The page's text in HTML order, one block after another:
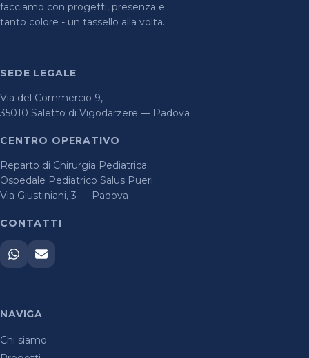
facciamo con progetti, presenza e
tanto colore - un tassello alla volta.
SEDE LEGALE
Via del Commercio 9,
35010 Saletto di Vigodarzere — Padova
CENTRO OPERATIVO
Reparto di Chirurgia Pediatrica
Ospedale Pediatrico Salus Pueri
Via Giustiniani, 3 — Padova
CONTATTI
NAVIGA
Chi siamo